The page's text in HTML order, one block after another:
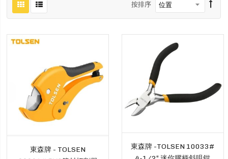
按排序
東森牌 - TOLSEN
東森牌 -TOLSEN 10033#